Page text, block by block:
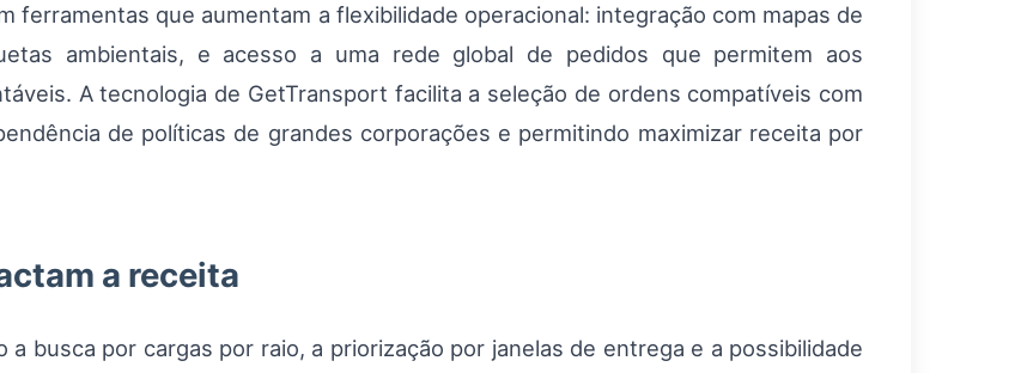
ferramentas que aumentam a flexibilidade operacional: integração com mapas de
ambientais, e acesso a uma rede global de pedidos que permitem aos
A tecnologia de GetTransport facilita a seleção de ordens compatíveis com
de políticas de grandes corporações e permitindo maximizar receita por
a receita
busca por cargas por raio, a priorização por janelas de entrega e a possibilidade